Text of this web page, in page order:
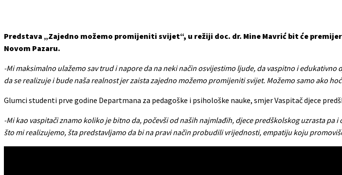
Predstava „Zajedno možemo promijeniti svijet“, u režiji doc. dr. Mine Mavrić bit će
Novom Pazaru.
-Mi maksimalno ulažemo sav trud i napore da na neki način osvijestimo ljude, da vaspitno i
da se realizuje i bude naša realnost jer zaista zajedno možemo promijeniti svijet. Možemo samo ako
Glumci studenti prve godine Departmana za pedagoške i psihološke nauke, smjer Vaspitač djece
-Mi kao vaspitači znamo koliko je bitno da, počevši od naših najmlađih, djece predškolskog uzrasta pa
što mi realizujemo, šta predstavljamo da bi na pravi način probudili vrijednosti, empatiju koju